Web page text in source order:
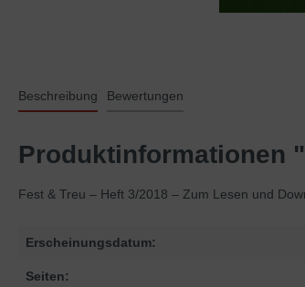
Beschreibung Bewertungen
Produktinformationen
Fest & Treu – Heft 3/2018 – Zum Lesen und
Erscheinungsdatum:
Seiten: